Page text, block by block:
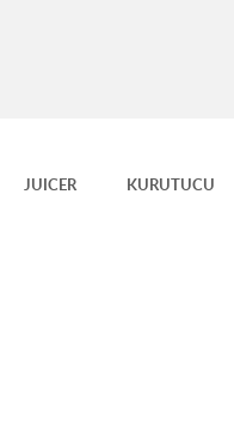
JUICER KURUTUCU